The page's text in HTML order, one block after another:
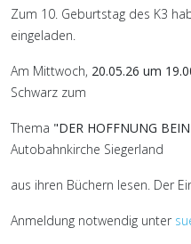
Zum 10. Geburtstag des K3
eingeladen.
Am Mittwoch, 20.05.26 um
Schwarz zum
Thema "DER HOFFNUNG
Autobahnkirche Siegerland
aus ihren Büchern lesen. Der
Anmeldung notwendig unter